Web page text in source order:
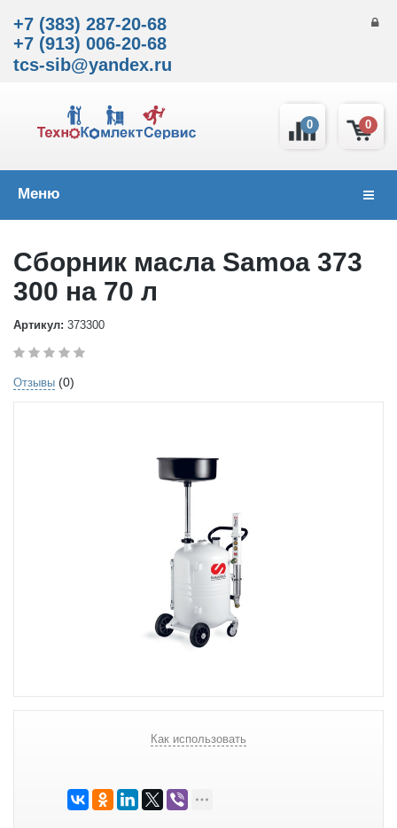
+7 (383) 287-20-68
+7 (913) 006-20-68
tcs-sib@yandex.ru
0
0
Меню
Сборник масла Samoa 373
300 на 70 л
Артикул: 373300
Отзывы (0)
Как использовать